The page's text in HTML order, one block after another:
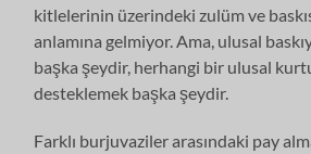
kitlelerinin üzerindeki zulüm ve
anlamına gelmiyor. Ama, ulusal
başka şeydir, herhangi bir ulusal
desteklemek başka şeydir.
Farklı burjuvaziler arasındaki pay